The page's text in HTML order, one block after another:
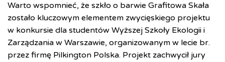
Warto wspomnieć, że szkło o barwie Grafitowa Skała
zostało kluczowym elementem zwycięskiego projektu
w konkursie dla studentów Wyższej Szkoły Ekologii i
Zarządzania w Warszawie, organizowanym w lecie br.
przez firmę Pilkington Polska. Projekt zachwycił jury